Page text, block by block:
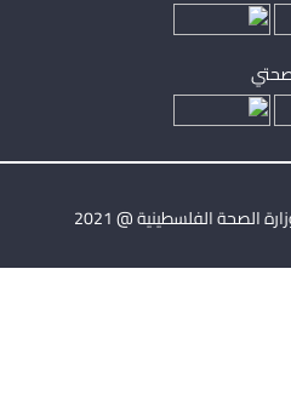
الفلسطينية @ 2021